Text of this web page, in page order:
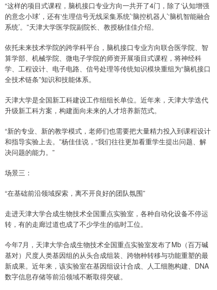
“这样的项目式课程，脑机接口专业方向一共开了4门，除了‘认知增强
的意念小球’，还有‘生理信号无线采集系统’‘脑控机器人’‘脑机智能融合
系统’。”天津大学医学院副院长、教授杨佳佳介绍。
依托未来技术学院的跨学科平台，脑机接口专业方向联合医学院、智
算学部、机械学院、微电子学院的师资开展项目式课程，将神经科
学、工程设计、电子电路、信号处理等传统知识模块重组为“脑机接口
全技术链条”知识和技能体系。
天津大学是全国新工科建设工作组组长单位。近年来，天津大学迭代
升级新工科方案，构建面向未来的人才培养新范式。
“新的专业、新的教学模式，老师们也需要把大量精力投入到课程设计
和指导实验上去。”杨佳佳说，“我们往往更加看重学生提出问题、解
决问题的能力。”
场景三：
“在基础前沿领域探索，离不开良好的团队氛围”
走进天津大学合成生物技术全国重点实验室，各种自动化设备不停运
转，有的走廊过道也成了不少学生的临时工位。
今年7月，天津大学合成生物技术全国重点实验室发布了Mb（百万碱
基对）尺度人类基因组的从头合成组装、跨物种转移与功能重塑的最
新成果。近年来，该实验室在基因组设计合成、人工细胞构建、DNA
数字信息存储等前沿领域不断取得突破。